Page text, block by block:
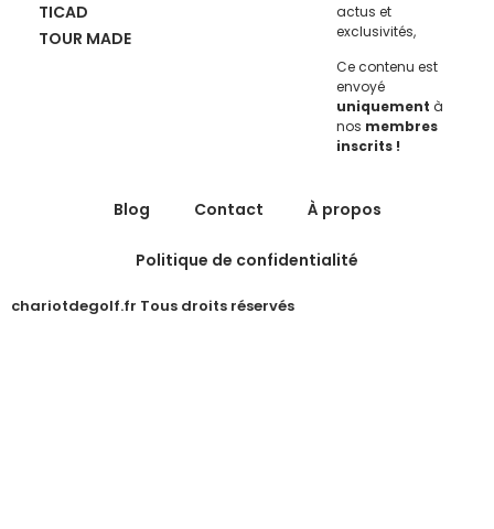
TICAD
TOUR MADE
actus et
exclusivités,
Ce contenu est
envoyé
uniquement à
nos membres
inscrits !
chariotdegolf.fr Tous droits réservés
Blog Contact À propos
Politique de confidentialité